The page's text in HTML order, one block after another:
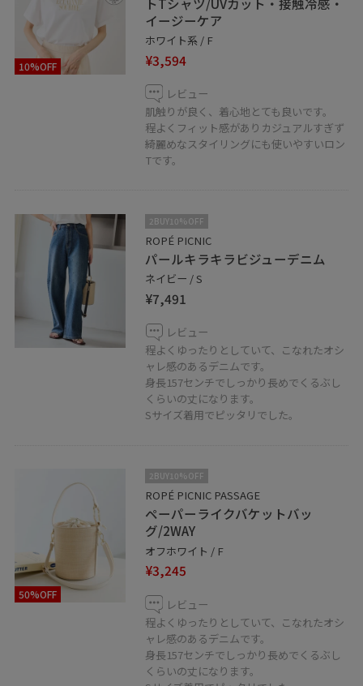
10%OFF
イージーケア
ホワイト系 / F
¥3,594
レビュー
肌触りが良く、着心地とても良いです。
程よくフィット感がありカジュアルすぎず
綺麗めなスタイリングにも使いやすいロン
Tです。
2BUY10%OFF
ROPÉ PICNIC
パールキラキラビジューデニム
ネイビー / S
¥7,491
レビュー
程よくゆったりとしていて、こなれたオシ
ャレ感のあるデニムです。
身長157センチでしっかり長めでくるぶし
くらいの丈になります。
Sサイズ着用でピッタリでした。
50%OFF
2BUY10%OFF
ROPÉ PICNIC PASSAGE
ペーパーライクバケットバッ
グ/2WAY
オフホワイト / F
¥3,245
レビュー
程よくゆったりとしていて、こなれたオシ
ャレ感のあるデニムです。
身長157センチでしっかり長めでくるぶし
くらいの丈になります。